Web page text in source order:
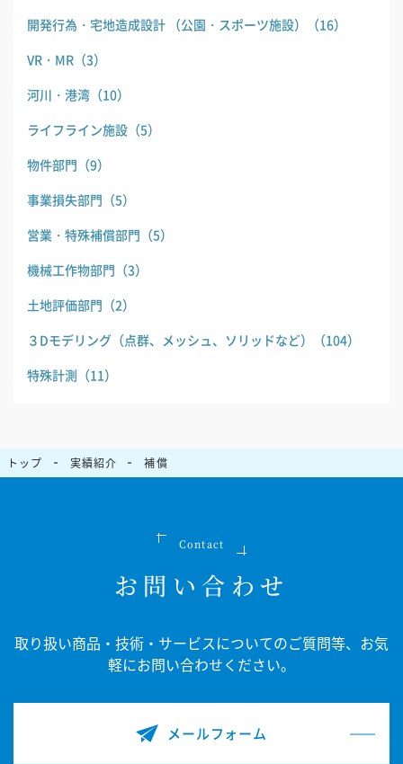
開発行為・宅地造成設計 （公園・スポーツ施設）
（16）
VR・MR （3）
河川・港湾 （10）
ライフライン施設 （5）
物件部門 （9）
事業損失部門 （5）
営業・特殊補償部門 （5）
機械工作物部門 （3）
土地評価部門 （2）
３Dモデリング（点群、メッシュ、ソリッドなど）
（104）
特殊計測 （11）
トップ 実績紹介 補償
Contact
お問い合わせ
取り扱い商品・技術・サービスについてのご質問等、
お気
軽にお問い合わせください。
メールフォーム